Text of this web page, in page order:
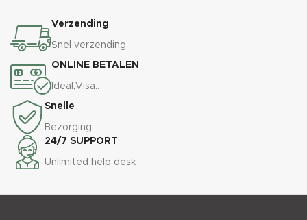
Verzending
Snel verzending
ONLINE BETALEN
Ideal,Visa..
Snelle
Bezorging
24/7 SUPPORT
Unlimited help desk